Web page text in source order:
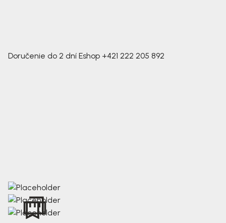
Doručenie do 2 dní Eshop +421 222 205 892